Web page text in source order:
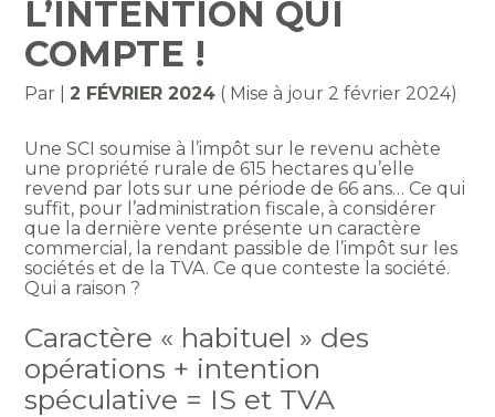
L’INTENTION QUI
COMPTE !
Par |2 FÉVRIER 2024 ( Mise à jour 2 février 2024)
Une SCI soumise à l’impôt sur le revenu achète
une propriété rurale de 615 hectares qu’elle
revend par lots sur une période de 66 ans… Ce qui
suffit, pour l’administration fiscale, à considérer
que la dernière vente présente un caractère
commercial, la rendant passible de l’impôt sur les
sociétés et de la TVA. Ce que conteste la société.
Qui a raison ?
Caractère « habituel » des
opérations + intention
spéculative = IS et TVA